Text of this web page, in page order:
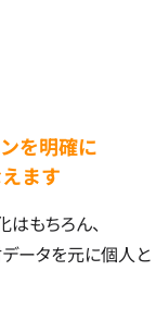
を明確に
ます
もちろん、
ータを元に個人と